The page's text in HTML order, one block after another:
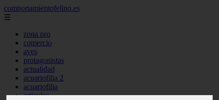
comportamientofelino.es
☰
zona pro
comercio
aves
protagonistas
actualidad
acuariofilia 2
acuariofilia
articulos